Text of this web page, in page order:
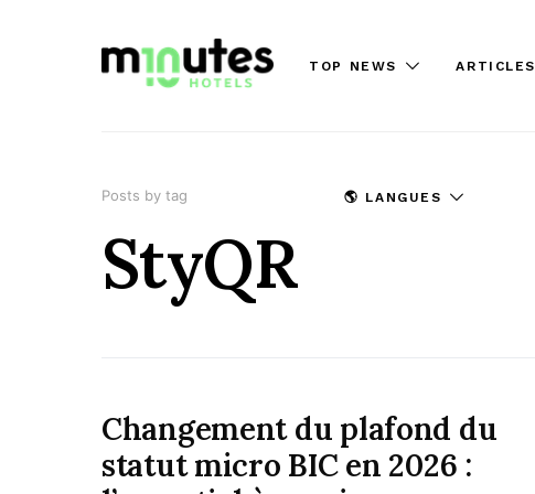
TOP NEWS ARTICLES
🌎 LANGUES
Posts by tag
StyQR
Changement du plafond du
statut micro BIC en 2026 :